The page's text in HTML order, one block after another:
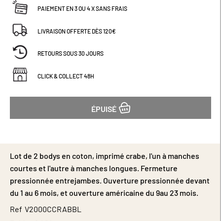
PAIEMENT EN 3 OU 4 X SANS FRAIS
LIVRAISON OFFERTE DÈS 120€
RETOURS SOUS 30 JOURS
CLICK & COLLECT 48H
ÉPUISÉ
Lot de 2 bodys en coton, imprimé crabe, l'un à manches
courtes et l'autre à manches longues. Fermeture
pressionnée entrejambes. Ouverture pressionnée devant
du 1 au 6 mois, et ouverture américaine du 9au 23 mois.
Ref V2000CCRABBL